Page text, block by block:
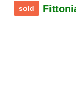
sold